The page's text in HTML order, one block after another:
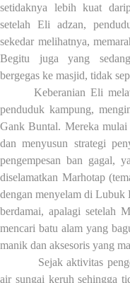
setidaknya lebih kuat
setelah Eli adzan,
sekedar melihatnya,
Begitu juga yang
bergegas ke masjid, tidak
Keberanian Eli
penduduk kampung,
Gank Buntal. Mereka mulai
dan menyusun strategi
pengempesan ban gagal,
diselamatkan Marhotap
dengan menyelam di Lubuk
berdamai, apalagi setelah
mencari batu alam yang
manik dan aksesoris yang
Sejak aktivitas
air sungai keruh sehingga